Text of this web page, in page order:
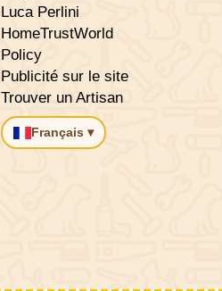
Luca Perlini
HomeTrustWorld
Policy
Publicité sur le site
Trouver un Artisan
Français ▾